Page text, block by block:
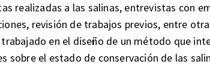
realizadas a las salinas, entrevistas con
revisión de trabajos previos, entre
en el diseño de un método que
sobre el estado de conservación de las